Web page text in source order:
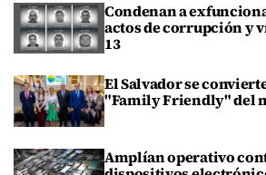
Condenan a
actos de corrupción y
13
El Salvador se
"Family Friendly" del
Amplían operativo